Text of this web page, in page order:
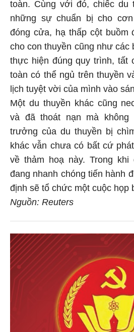
toàn. Cùng với đó, chiếc du
những sự chuẩn bị cho
đóng cửa, hạ thấp cột buồm
cho con thuyền cũng như các
thực hiện đúng quy trình, tất
toàn có thể ngủ trên thuyền
lịch tuyệt vời của mình vào
Một du thuyền khác cũng
và đã thoát nạn mà không
trưởng của du thuyền bị
khác vẫn chưa có bất cứ
về thảm hoạ này. Trong
đang nhanh chóng tiến hành
định sẽ tổ chức một cuộc họp
Nguồn: Reuters